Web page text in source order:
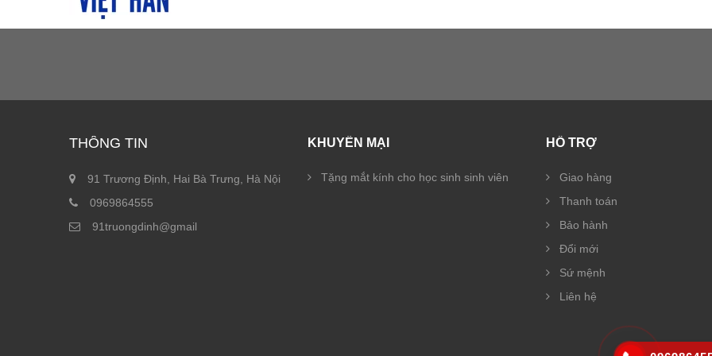
THÔNG TIN
91 Trương Định, Hai Bà Trưng, Hà Nội
0969864555
91truongdinh@gmail
KHUYẾN MẠI
Tặng mắt kính cho học sinh sinh viên
HỖ TRỢ
Giao hàng
Thanh toán
Bảo hành
Đổi mới
Sứ mệnh
Liên hệ